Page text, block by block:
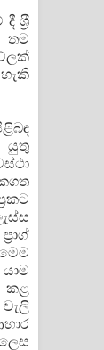
ශ‍්‍රී
තම
යුතු
කළ